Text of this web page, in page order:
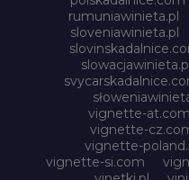
rumuniawinieta.pl
sloveniawinieta.pl
vignette-at.com
vignette-
vignette-
vignette-si.com